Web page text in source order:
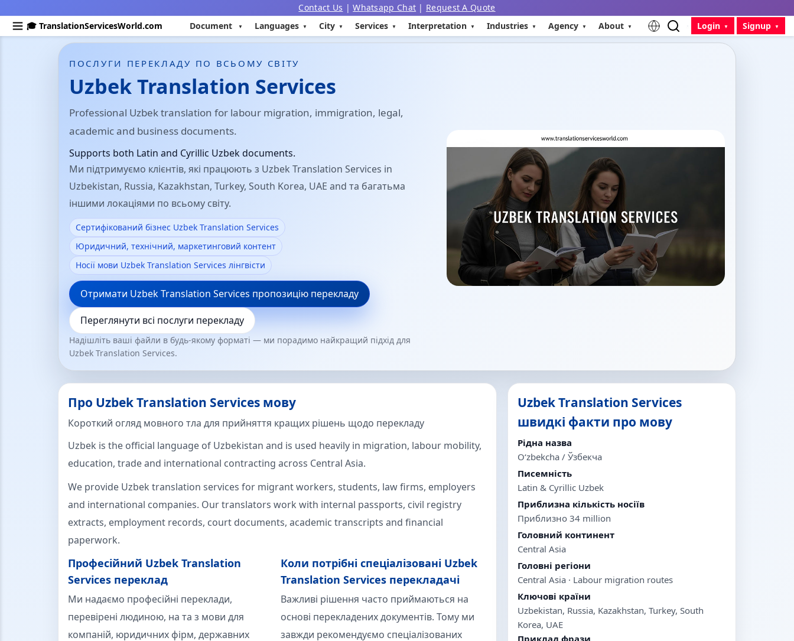
Contact Us |Whatsapp Chat | Request A Quote
🎓 TranslationServicesWorld.com
Document Languages City Services Interpretation Industries Agency About Login Signup
ПОСЛУГИ ПЕРЕКЛАДУ ПО ВСЬОМУ СВІТУ
Uzbek Translation Services
Professional Uzbek translation for labour migration, immigration, legal,
academic and business documents.
Supports both Latin and Cyrillic Uzbek documents.
Ми підтримуємо клієнтів, які працюють з Uzbek Translation Services in
Uzbekistan, Russia, Kazakhstan, Turkey, South Korea, UAE and та багатьма
іншими локаціями по всьому світу.
Сертифікований бізнес Uzbek Translation Services
Юридичний, технічний, маркетинговий контент
Носії мови Uzbek Translation Services лінгвісти
Отримати Uzbek Translation Services пропозицію перекладу
Переглянути всі послуги перекладу
Надішліть ваші файли в будь-якому форматі — ми порадимо найкращий підхід для
Uzbek Translation Services.
Про Uzbek Translation Services мову
Короткий огляд мовного тла для прийняття кращих рішень щодо перекладу
Uzbek is the official language of Uzbekistan and is used heavily in migration, labour mobility,
education, trade and international contracting across Central Asia.
We provide Uzbek translation services for migrant workers, students, law firms, employers
and international companies. Our translators work with internal passports, civil registry
extracts, employment records, court documents, academic transcripts and financial
paperwork.
Професійний Uzbek Translation
Services переклад
Ми надаємо професійні переклади,
перевірені людиною, на та з мови для
компаній, юридичних фірм, державних
Коли потрібні спеціалізовані Uzbek
Translation Services перекладачі
Важливі рішення часто приймаються на
основі перекладених документів. Тому ми
завжди рекомендуємо спеціалізованих
Uzbek Translation Services
швидкі факти про мову
Рідна назва
Oʻzbekcha / Ўзбекча
Писемність
Latin & Cyrillic Uzbek
Приблизна кількість носіїв
Приблизно 34 million
Головний континент
Central Asia
Головні регіони
Central Asia · Labour migration routes
Ключові країни
Uzbekistan, Russia, Kazakhstan, Turkey, South
Korea, UAE
Приклад фрази